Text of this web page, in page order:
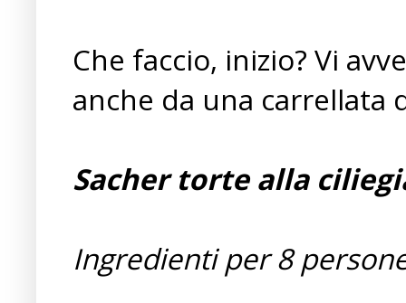
Che faccio, inizio? Vi
anche da una carrellata
Sacher torte alla
Ingredienti per 8